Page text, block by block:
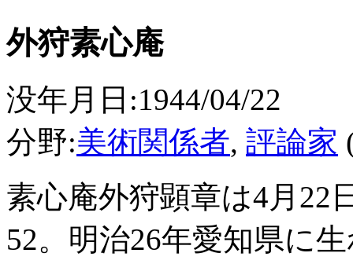
外狩素心庵
没年月日:1944/04/22
分野:美術関係者, 評論家
素心庵外狩顕章は4月22
52。明治26年愛知県に